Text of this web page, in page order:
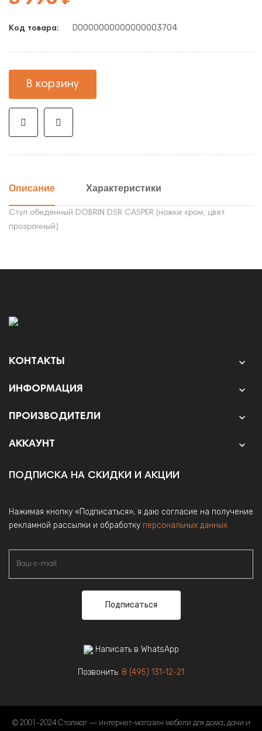
Код товара: D0000000000000003704
В корзину
Описание Характеристики
Стул обеденный DOBRIN DSR CASPER (ножки хром, цвет
прозрачный)
КОНТАКТЫ 
ИНФОРМАЦИЯ 
ПРОИЗВОДИТЕЛИ 
АККАУНТ 
ПОДПИСКА НА СКИДКИ И АКЦИИ
Нажимая кнопку «Подписаться», я даю согласие на получение
рекламной рассылки и обработку персональных данных
Подписаться
Написать в WhatsApp
Позвонить: 8 (495) 131-12-21
© 2001-2024 Столмаг — интернет-магазин мебели для дома, дачи и